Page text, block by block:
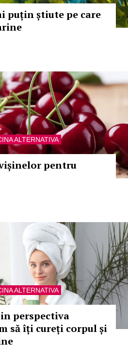
puțin știute pe care
ALTERNATIVA
pentru
ALTERNATIVA
perspectiva
să îți cureți corpul și